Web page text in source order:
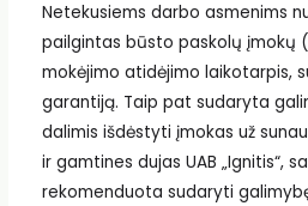
Netekusiems darbo asmenims
pailgintas būsto paskolų įmokų
mokėjimo atidėjimo laikotarpis,
garantiją. Taip pat sudaryta
dalimis išdėstyti įmokas už
ir gamtines dujas UAB „Ignitis“,
rekomenduota sudaryti